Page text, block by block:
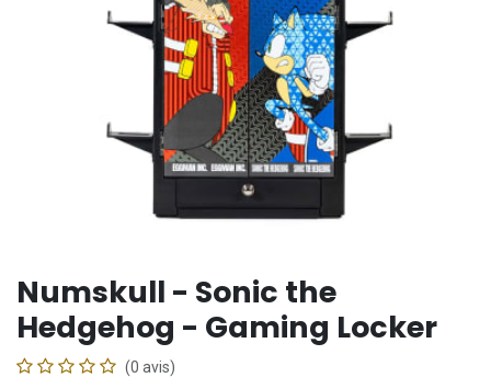
Numskull - Sonic the
Hedgehog - Gaming Locker
(0 avis)